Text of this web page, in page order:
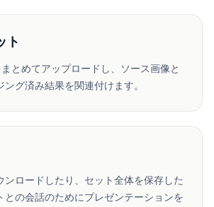
ト
とめてアップロードし、ソース画像と
グ済み結果を関連付けます。
ンロードしたり、セット全体を保存した
との会話のためにプレゼンテーションを